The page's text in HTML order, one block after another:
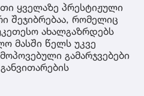
ყველაზე პრესტიჟული
შეჯიბრებაა, რომელიც
ახალგაზრდებს
მასში წელს უკვე
გამარჯვებები